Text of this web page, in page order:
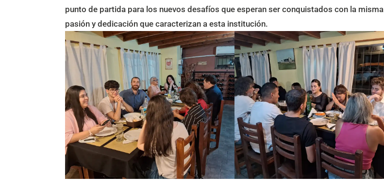
punto de partida para los nuevos desafíos que esperan ser conquistados con la misma
pasión y dedicación que caracterizan a esta institución.